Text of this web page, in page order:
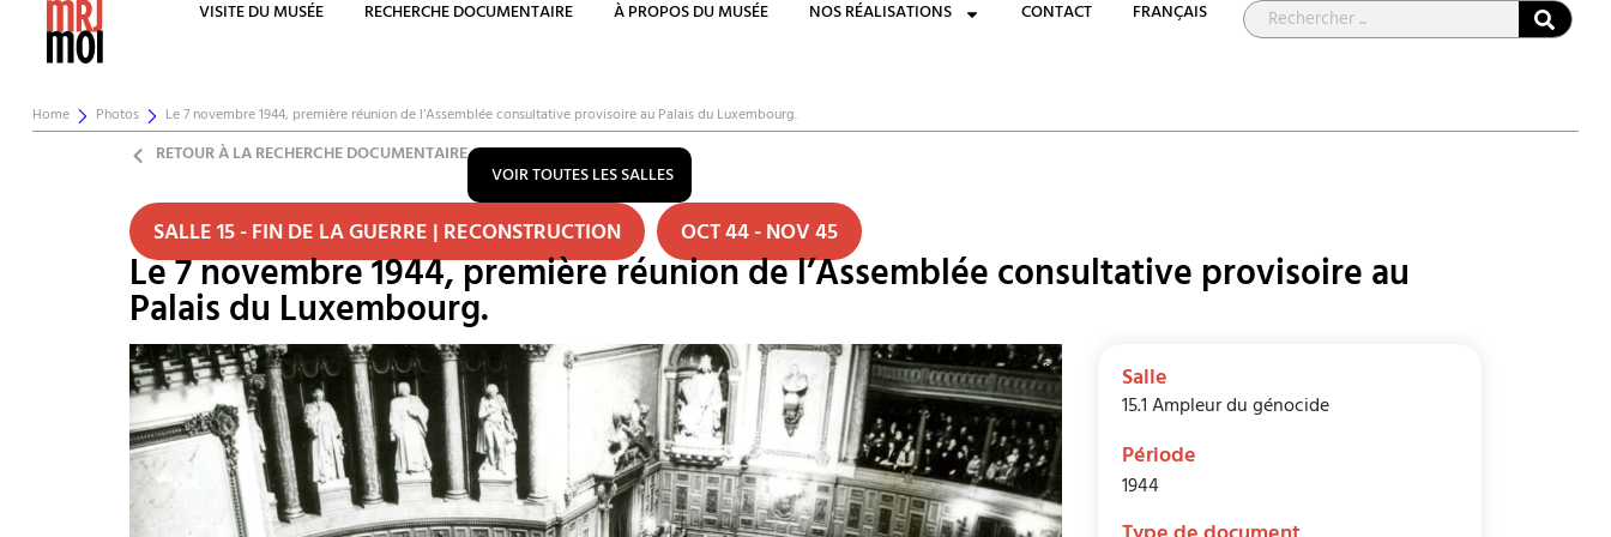
VISITE DU MUSÉE RECHERCHE DOCUMENTAIRE À PROPOS DU MUSÉE NOS RÉALISATIONS CONTACT FRANÇAIS
Home Photos Le 7 novembre 1944, première réunion de l’Assemblée consultative provisoire au Palais du Luxembourg.
RETOUR À LA RECHERCHE DOCUMENTAIRE
VOIR TOUTES LES SALLES
SALLE 15 - FIN DE LA GUERRE | RECONSTRUCTION OCT 44 - NOV 45
Le 7 novembre 1944, première réunion de l’Assemblée consultative provisoire au
Palais du Luxembourg.
Salle
15.1 Ampleur du génocide
Période
1944